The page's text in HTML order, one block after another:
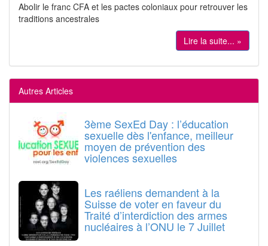
Abolir le franc CFA et les pactes coloniaux pour retrouver les
traditions ancestrales
Lire la suite... »
Autres Articles
3ème SexEd Day : l’éducation
sexuelle dès l'enfance, meilleur
moyen de prévention des
violences sexuelles
Les raéliens demandent à la
Suisse de voter en faveur du
Traité d’interdiction des armes
nucléaires à l’ONU le 7 Juillet